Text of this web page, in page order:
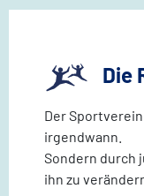
Die
Der
irgendwann.
Sondern durch
ihn zu